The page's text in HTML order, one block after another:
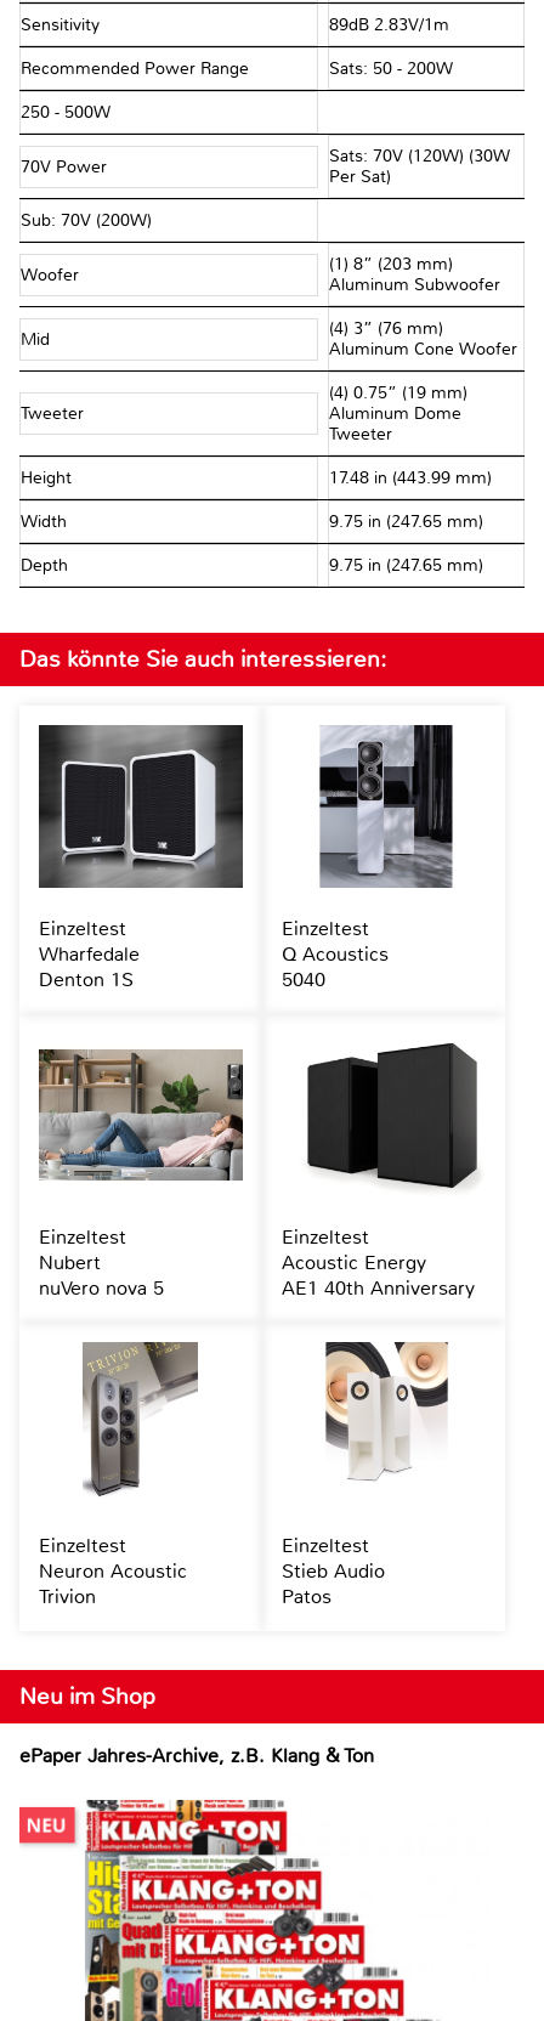
Sensitivity 89dB 2.83V/1m
Recommended Power Range Sats: 50 - 200W
250 - 500W
70V Power
Sats: 70V (120W) (30W
Per Sat)
Sub: 70V (200W)
Woofer
(1) 8” (203 mm)
Aluminum Subwoofer
Mid
(4) 3” (76 mm)
Aluminum Cone Woofer
Tweeter
(4) 0.75” (19 mm)
Aluminum Dome
Tweeter
Height 17.48 in (443.99 mm)
Width 9.75 in (247.65 mm)
Depth 9.75 in (247.65 mm)
Neu im Shop
ePaper Jahres-Archive, z.B. Klang & Ton
Das könnte Sie auch interessieren:
Einzeltest
Wharfedale
Denton 1S
Einzeltest
Q Acoustics
5040
Einzeltest
Nubert
nuVero nova 5
Einzeltest
Acoustic Energy
AE1 40th Anniversary
Einzeltest
Neuron Acoustic
Trivion
Einzeltest
Stieb Audio
Patos